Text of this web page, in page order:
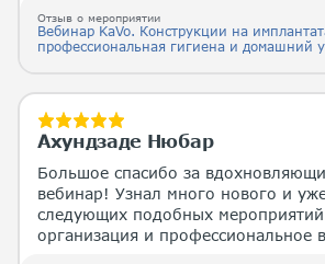
Отзыв о мероприятии
Вебинар KaVo. Конструкции на
профессиональная гигиена и домашний
Ахундзаде Нюбар
Большое спасибо за
вебинар! Узнал много нового и
следующих подобных
организация и профессиональное